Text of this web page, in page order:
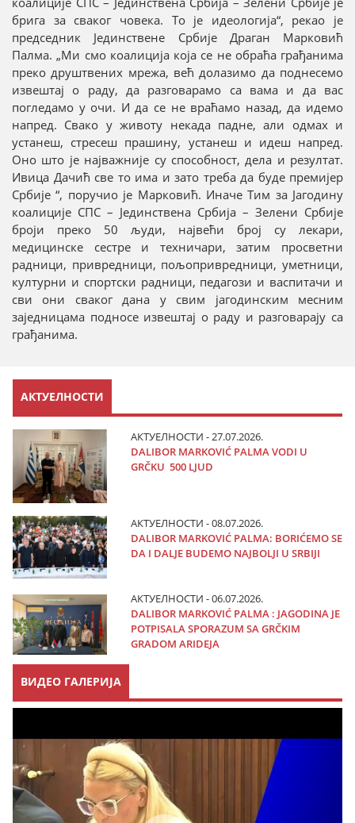
брига за сваког човека. То је идеологија“, рекао је
председник Јединствене Србије Драган Марковић
Палма. „Ми смо коалиција која се не обраћа грађанима
преко друштвених мрежа, већ долазимо да поднесемо
извештај о раду, да разговарамо са вама и да вас
погледамо у очи. И да се не враћамо назад, да идемо
напред. Свако у животу некада падне, али одмах и
устанеш, стресеш прашину, устанеш и идеш напред.
Оно што је најважније су способност, дела и резултат.
Ивица Дачић све то има и зато треба да буде премијер
Србије “, поручио је Марковић. Иначе Тим за Јагодину
коалиције СПС – Јединствена Србија – Зелени Србије
броји преко 50 људи, највећи број су лекари,
медицинске сестре и техничари, затим просветни
радници, привредници, пољопривредници, уметници,
културни и спортски радници, педагози и васпитачи и
сви они сваког дана у свим јагодинским месним
заједницама подносе извештај о раду и разговарају са
грађанима.
АКТУЕЛНОСТИ
АКТУЕЛНОСТИ - 27.07.2026.
DALIBOR MARKOVIĆ PALMA VODI U
GRČKU 500 LJUD
АКТУЕЛНОСТИ - 08.07.2026.
DALIBOR MARKOVIĆ PALMA: BORIĆEMO SE
DA I DALJE BUDEMO NAJBOLJI U SRBIJI
АКТУЕЛНОСТИ - 06.07.2026.
DALIBOR MARKOVIĆ PALMA : JAGODINA JE
POTPISALA SPORAZUM SA GRČKIM
GRADOM ARIDEJA
ВИДЕО ГАЛЕРИЈА